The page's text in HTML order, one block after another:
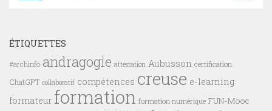
ÉTIQUETTES
#archinfo andragogie attestation Aubusson certification
ChatGPT collaboratif compétences creuse e-learning
formateur formation formation numérique FUN-Mooc